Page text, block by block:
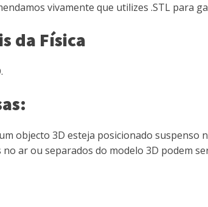
vivamente que utilizes .STL para
da Física
objecto 3D esteja posicionado
ar ou separados do modelo 3D podem